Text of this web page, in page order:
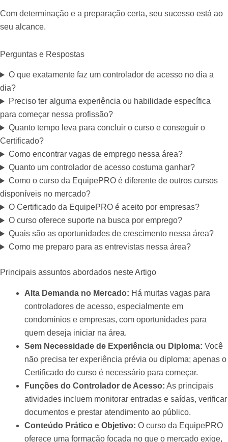
Com determinação e a preparação certa, seu sucesso está ao
seu alcance.
Perguntas e Respostas
O que exatamente faz um controlador de acesso no dia a
dia?
Preciso ter alguma experiência ou habilidade específica
para começar nessa profissão?
Quanto tempo leva para concluir o curso e conseguir o
Certificado?
Como encontrar vagas de emprego nessa área?
Quanto um controlador de acesso costuma ganhar?
Como o curso da EquipePRO é diferente de outros cursos
disponíveis no mercado?
O Certificado da EquipePRO é aceito por empresas?
O curso oferece suporte na busca por emprego?
Quais são as oportunidades de crescimento nessa área?
Como me preparo para as entrevistas nessa área?
Principais assuntos abordados neste Artigo
Alta Demanda no Mercado: Há muitas vagas para
controladores de acesso, especialmente em
condomínios e empresas, com oportunidades para
quem deseja iniciar na área.
Sem Necessidade de Experiência ou Diploma: Você
não precisa ter experiência prévia ou diploma; apenas o
Certificado do curso é necessário para começar.
Funções do Controlador de Acesso: As principais
atividades incluem monitorar entradas e saídas, verificar
documentos e prestar atendimento ao público.
Conteúdo Prático e Objetivo: O curso da EquipePRO
oferece uma formação focada no que o mercado exige,